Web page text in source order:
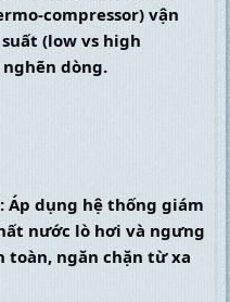
compressor) vận
(low vs high
dòng.
Áp dụng hệ thống giám
nước lò hơi và ngưng
toàn, ngăn chặn từ xa